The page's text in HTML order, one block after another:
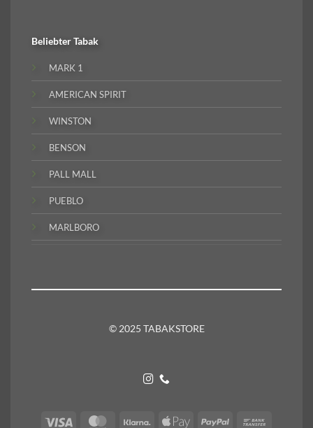
BeliebterTabak
MARK 1
AMERICAN SPIRIT
WINSTON
BENSON
PALL MALL
PUEBLO
MARLBORO
© 2025 TABAKSTORE
Visa MasterCardKlarna Apple PayPal